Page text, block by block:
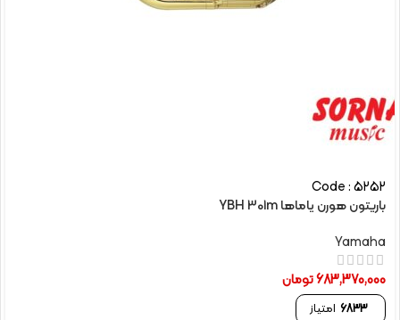
Code : 5252
باريتون هورن یاماها YBH 301m
Yamaha
683,370,000تومان
6833 امتیاز